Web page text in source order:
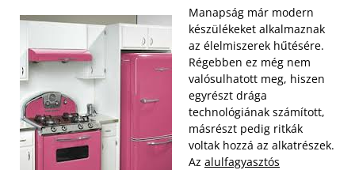
Manapság már modern
készülékeket alkalmaznak
az élelmiszerek hűtésére.
Régebben ez még nem
valósulhatott meg, hiszen
egyrészt drága
technológiának számított,
másrészt pedig ritkák
voltak hozzá az alkatrészek.
Az alulfagyasztós